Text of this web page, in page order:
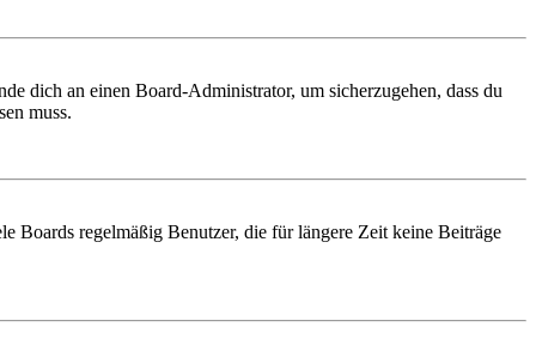
dich an einen Board-Administrator, um sicherzugehen, dass du
muss.
Boards regelmäßig Benutzer, die für längere Zeit keine Beiträge